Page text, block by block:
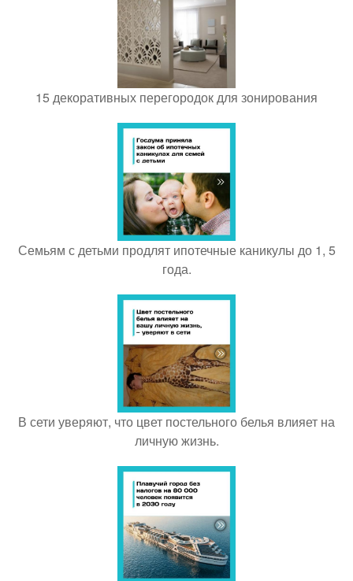
15 декоративных перегородок для зонирования
Семьям с детьми продлят ипотечные каникулы до 1, 5
года.
В сети уверяют, что цвет постельного белья влияет на
личную жизнь.